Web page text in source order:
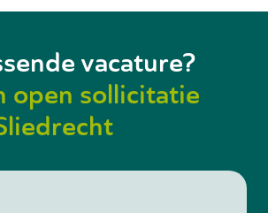
vacature?
open sollicitatie